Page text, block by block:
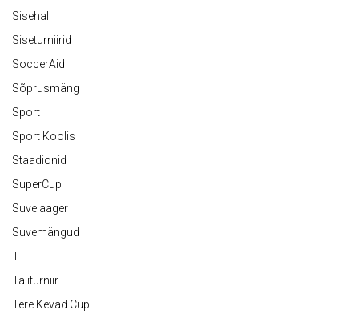
Sisehall
Siseturniirid
SoccerAid
Sõprusmäng
Sport
Sport Koolis
Staadionid
SuperCup
Suvelaager
Suvemängud
T
Taliturniir
Tere Kevad Cup